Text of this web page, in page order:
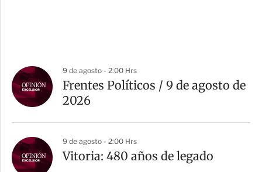
9 de agosto - 2:00 Hrs
Frentes Políticos / 9 de agosto de
2026
9 de agosto - 2:00 Hrs
Vitoria: 480 años de legado